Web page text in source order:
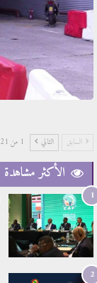
السابق التالي 1 من 1٬421
الأكثر مشاهدة
1
2